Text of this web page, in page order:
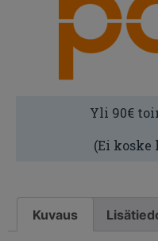
Yli 90€
(Ei
Kuvaus